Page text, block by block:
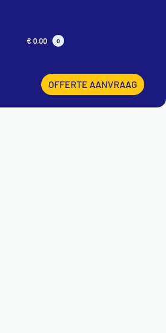
€0,00 0
OFFERTE AANVRAAG